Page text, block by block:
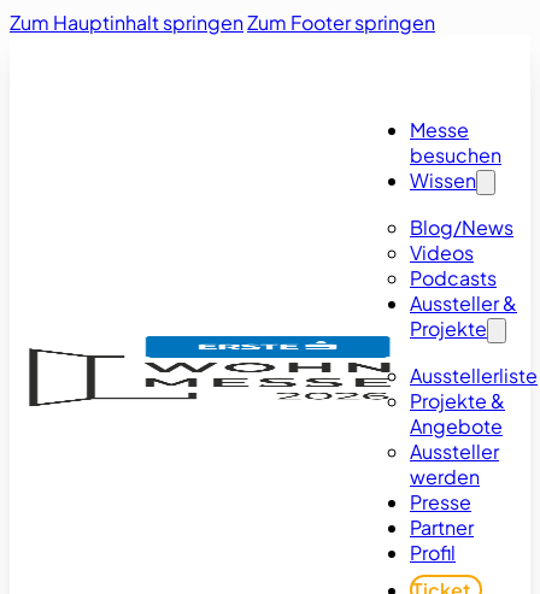
Zum Hauptinhalt springenZum Footer springen
Messe
besuchen
Wissen
Blog/News
Videos
Podcasts
Aussteller &
Projekte
Ausstellerliste
Projekte &
Angebote
Aussteller
werden
Presse
Partner
Profil